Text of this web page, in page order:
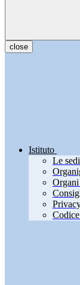
close
Istituto
Le sedi